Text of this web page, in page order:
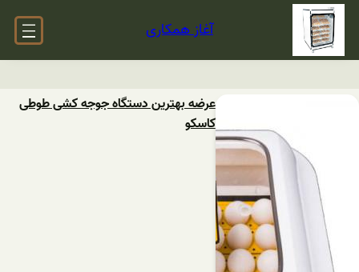
آغاز همکاری
عرضه بهترین دستگاه جوجه کشی طوطی
کاسکو